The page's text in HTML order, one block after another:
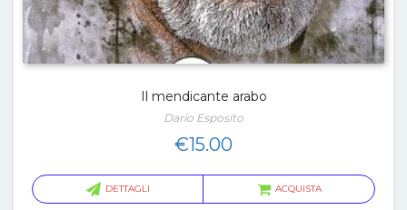
Il mendicante arabo
Dario Esposito
€15.00
DETTAGLI ACQUISTA